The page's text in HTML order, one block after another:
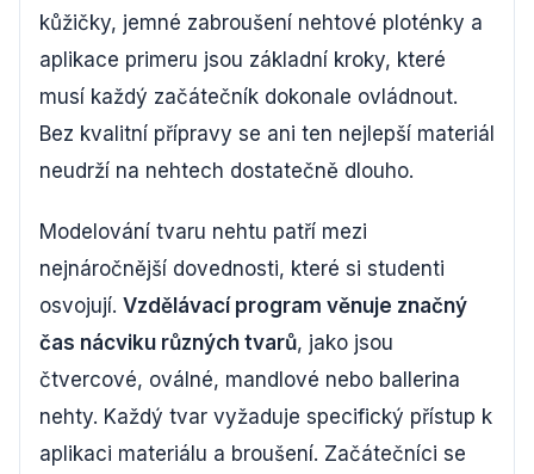
kůžičky, jemné zabroušení nehtové ploténky a
aplikace primeru jsou základní kroky, které
musí každý začátečník dokonale ovládnout.
Bez kvalitní přípravy se ani ten nejlepší materiál
neudrží na nehtech dostatečně dlouho.
Modelování tvaru nehtu patří mezi
nejnáročnější dovednosti, které si studenti
osvojují. Vzdělávací program věnuje značný
čas nácviku různých tvarů, jako jsou
čtvercové, oválné, mandlové nebo ballerina
nehty. Každý tvar vyžaduje specifický přístup k
aplikaci materiálu a broušení. Začátečníci se